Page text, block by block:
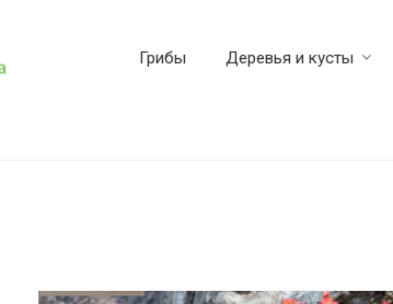
Грибы Деревья и кусты